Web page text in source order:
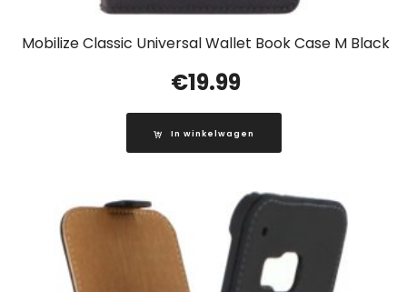
Mobilize Classic Universal Wallet Book Case M Black
€19.99
In winkelwagen